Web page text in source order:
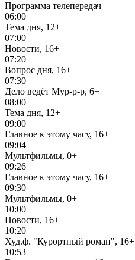
Программа телепередач
06:00
Тема дня, 12+
07:00
Новости, 16+
07:20
Вопрос дня, 16+
07:30
Дело ведёт Мур-р-р, 6+
08:00
Тема дня, 12+
09:00
Главное к этому часу, 16+
09:04
Мультфильмы, 0+
09:26
Главное к этому часу, 16+
09:30
Мультфильмы, 0+
10:00
Новости, 16+
10:20
Худ.ф. "Курортный роман", 16+
10:53